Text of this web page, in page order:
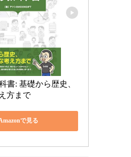
書: 基礎から歴史、
方まで
で見る